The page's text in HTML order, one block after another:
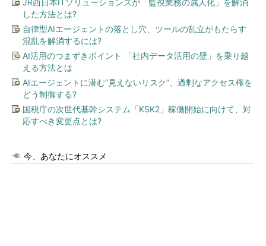
JR西日本ITソリューションズが「監視業務の属人化」を解消
した方法とは?
自律型AIエージェントの落とし穴、ツールの乱立がもたらす
混乱を解消するには?
AI活用のつまずきポイント 「社内データ活用の壁」を乗り越
える方法とは
AIエージェントに潜む“見えないリスク”、過剰なアクセス権を
どう制御する?
国税庁の次世代基幹システム「KSK2」稼働開始に向けて、対
応すべき変更点とは?
今、あなたにオススメ